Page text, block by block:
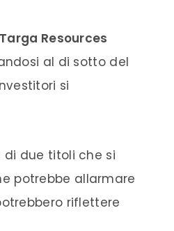
Targa Resources
al di sotto del
si
due titoli che si
potrebbe allarmare
riflettere